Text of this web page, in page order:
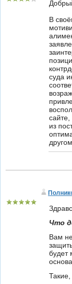
В
суда
из
Что
Вам
будет
Такие,